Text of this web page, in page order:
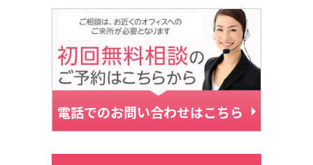
電話でのお問い合わせはこちら